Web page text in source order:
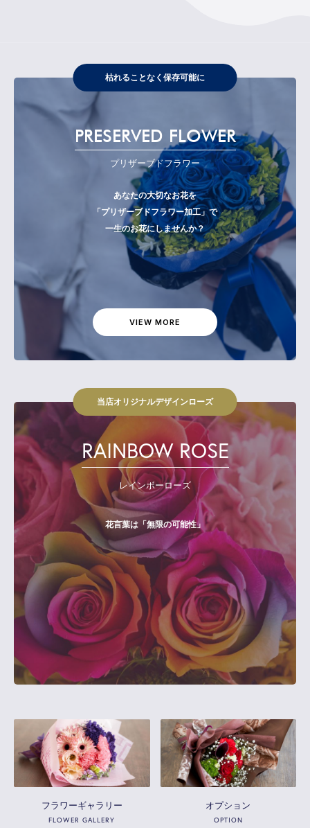
PRESERVED FLOWER
プリザーブドフラワー
あなたの大切なお花を
「プリザーブドフラワー加工」で
一生のお花にしませんか？
VIEW MORE
枯れることなく保存可能に
RAINBOW ROSE
レインボーローズ
花言葉は「無限の可能性」
当店オリジナルデザインローズ
FLOWER GALLERY
フラワーギャラリー
OPTION
オプション